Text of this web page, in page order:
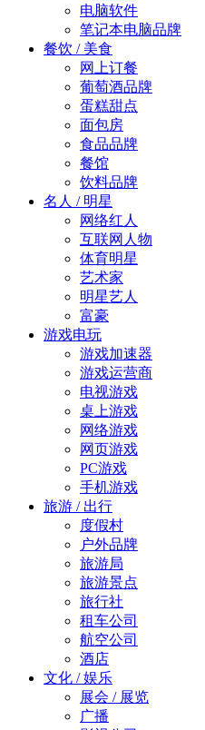
电脑软件
笔记本电脑品牌
餐饮 / 美食
网上订餐
葡萄酒品牌
蛋糕甜点
面包房
食品品牌
餐馆
饮料品牌
名人 / 明星
网络红人
互联网人物
体育明星
艺术家
明星艺人
富豪
游戏电玩
游戏加速器
游戏运营商
电视游戏
桌上游戏
网络游戏
网页游戏
PC游戏
手机游戏
旅游 / 出行
度假村
户外品牌
旅游局
旅游景点
旅行社
租车公司
航空公司
酒店
文化 / 娱乐
展会 / 展览
广播